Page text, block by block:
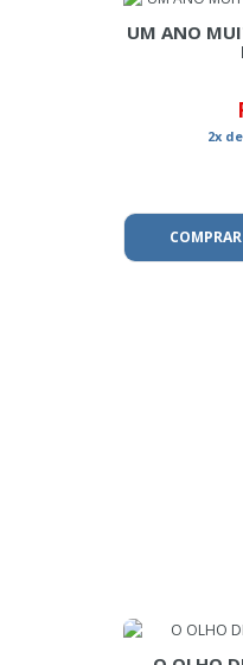
UM ANO
2x de